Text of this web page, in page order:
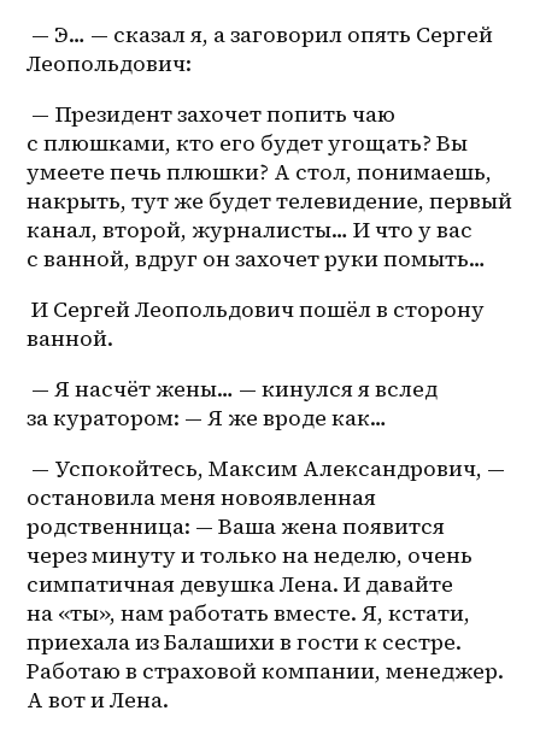
— Э… — сказал я, а заговорил опять Сергей
Леопольдович:
— Президент захочет попить чаю
с плюшками, кто его будет угощать? Вы
умеете печь плюшки? А стол, понимаешь,
накрыть, тут же будет телевидение, первый
канал, второй, журналисты… И что у вас
с ванной, вдруг он захочет руки помыть…
И Сергей Леопольдович пошёл в сторону
ванной.
— Я насчёт жены… — кинулся я вслед
за куратором: — Я же вроде как…
— Успокойтесь, Максим Александрович, —
остановила меня новоявленная
родственница: — Ваша жена появится
через минуту и только на неделю, очень
симпатичная девушка Лена. И давайте
на «ты», нам работать вместе. Я, кстати,
приехала из Балашихи в гости к сестре.
Работаю в страховой компании, менеджер.
А вот и Лена.